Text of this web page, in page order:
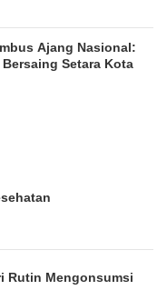
Ajang Nasional:
Setara Kota
Rutin Mengonsumsi